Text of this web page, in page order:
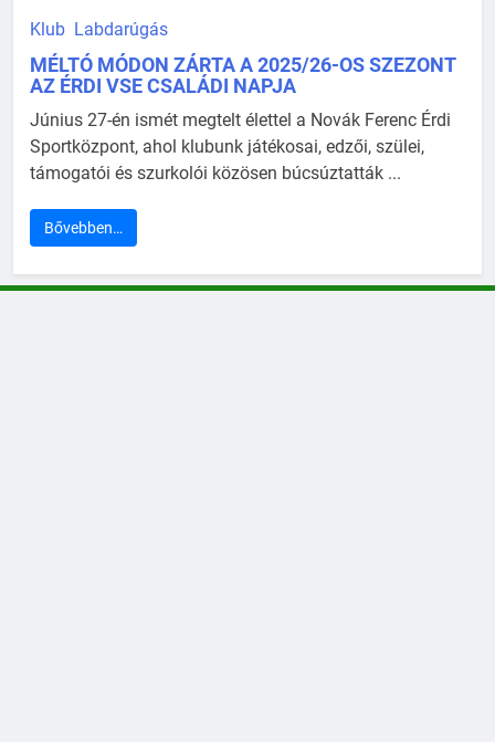
Klub Labdarúgás
MÉLTÓ MÓDON ZÁRTA A 2025/26-OS SZEZONT
AZ ÉRDI VSE CSALÁDI NAPJA
Június 27-én ismét megtelt élettel a Novák Ferenc Érdi
Sportközpont, ahol klubunk játékosai, edzői, szülei,
támogatói és szurkolói közösen búcsúztatták ...
Bővebben…